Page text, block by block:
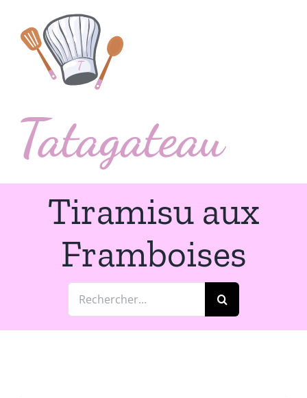
contenu
Tiramisu aux
Framboises
Rechercher: